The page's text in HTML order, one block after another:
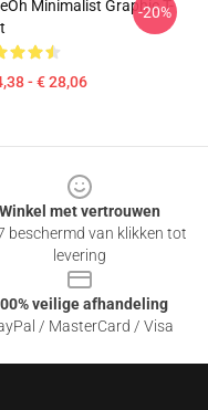
Minimalist Graphic T-
- € 28,06
-20%
Winkel met vertrouwen
beschermd van klikken tot
levering
veilige afhandeling
/ MasterCard / Visa